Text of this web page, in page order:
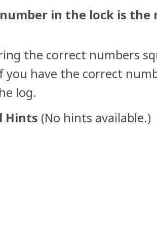
in the lock is the
the correct numbers
you have the correct
log.
Hints (No hints available.)